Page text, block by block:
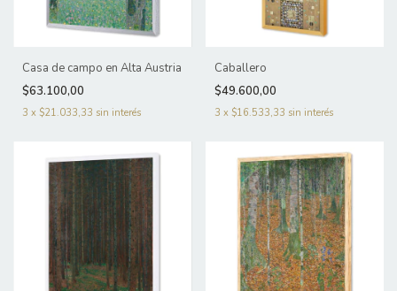
Casa de campo en Alta Austria
$63.100,00
3 x $21.033,33 sin interés
Caballero
$49.600,00
3 x $16.533,33 sin interés